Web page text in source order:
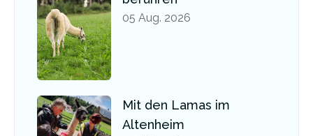
05 Aug. 2026
Mit den Lamas im
Altenheim